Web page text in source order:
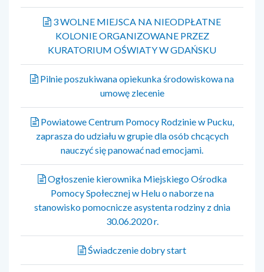
3 WOLNE MIEJSCA NA NIEODPŁATNE
KOLONIE ORGANIZOWANE PRZEZ
KURATORIUM OŚWIATY W GDAŃSKU
Pilnie poszukiwana opiekunka środowiskowa na
umowę zlecenie
Powiatowe Centrum Pomocy Rodzinie w Pucku,
zaprasza do udziału w grupie dla osób chcących
nauczyć się panować nad emocjami.
Ogłoszenie kierownika Miejskiego Ośrodka
Pomocy Społecznej w Helu o naborze na
stanowisko pomocnicze asystenta rodziny z dnia
30.06.2020 r.
Świadczenie dobry start